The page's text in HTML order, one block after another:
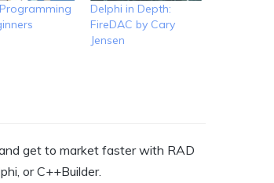
Delphi in Depth:
FireDAC by Cary
Jensen
get to market faster with RAD
or C++Builder.